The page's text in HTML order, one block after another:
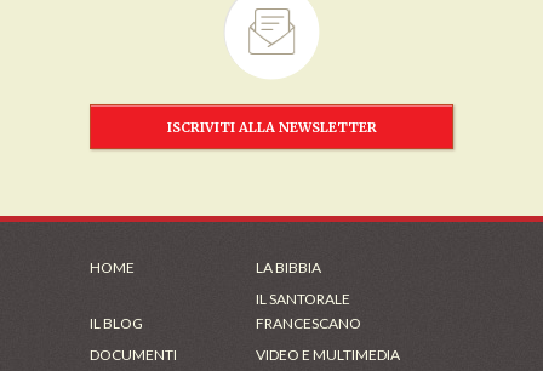
ISCRIVITI ALLA NEWSLETTER
HOME LA BIBBIA
IL BLOG
IL SANTORALE
FRANCESCANO
DOCUMENTI
VIDEO E MULTIMEDIA